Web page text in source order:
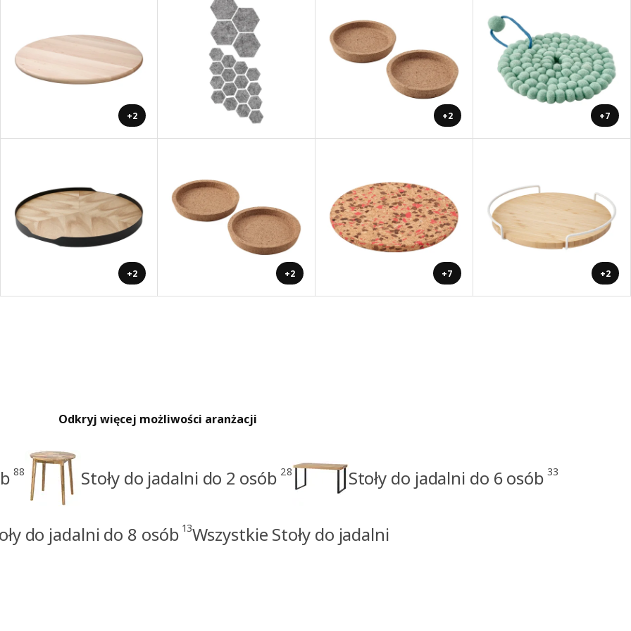
+2 +2 +7
+2 +2 +7 +2
Odkryj więcej możliwości aranżacji
88 Stoły do jadalni do 2 osób 28 Stoły do jadalni do 6 osób 33
do jadalni do 8 osób 13Wszystkie Stoły do jadalni